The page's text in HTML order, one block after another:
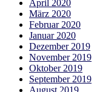
April 2020
März 2020
Februar 2020
Januar 2020
Dezember 2019
November 2019
Oktober 2019
September 2019
August 2019